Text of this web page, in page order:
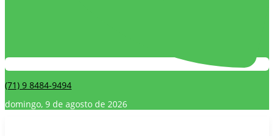
(71) 9 8484-9494
domingo, 9 de agosto de 2026